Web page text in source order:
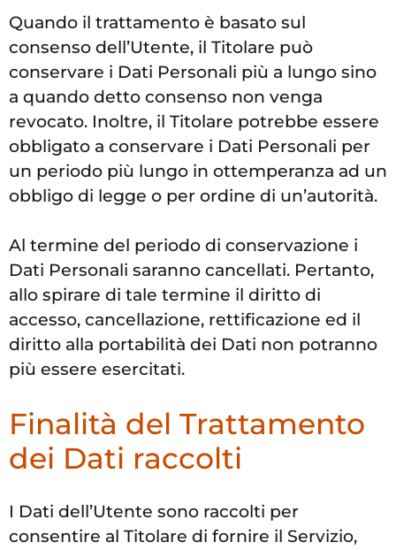
Quando il trattamento è basato sul
consenso dell’Utente, il Titolare può
conservare i Dati Personali più a lungo sino
a quando detto consenso non venga
revocato. Inoltre, il Titolare potrebbe essere
obbligato a conservare i Dati Personali per
un periodo più lungo in ottemperanza ad un
obbligo di legge o per ordine di un’autorità.
Al termine del periodo di conservazione i
Dati Personali saranno cancellati. Pertanto,
allo spirare di tale termine il diritto di
accesso, cancellazione, rettificazione ed il
diritto alla portabilità dei Dati non potranno
più essere esercitati.
Finalità del Trattamento
dei Dati raccolti
I Dati dell’Utente sono raccolti per
consentire al Titolare di fornire il Servizio,